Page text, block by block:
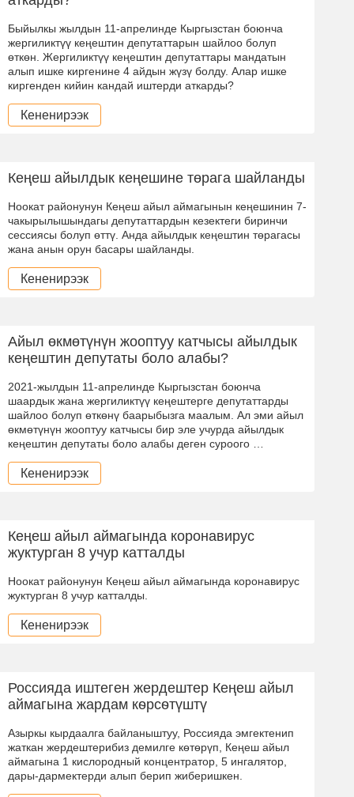
Быйылкы жылдын 11-апрелинде Кыргызстан боюнча
жергиликтүү кеңештин депутаттарын шайлоо болуп
өткөн. Жергиликтүү кеңештин депутаттары мандатын
алып ишке киргенине 4 айдын жүзү болду. Алар ишке
киргенден кийин кандай иштерди аткарды?
Кененирээк
Кеңеш айылдык кеңешине төрага шайланды
Ноокат районунун Кеңеш айыл аймагынын кеңешинин 7-
чакырылышындагы депутаттардын кезектеги биринчи
сессиясы болуп өттү. Анда айылдык кеңештин төрагасы
жана анын орун басары шайланды.
Кененирээк
Айыл өкмөтүнүн жооптуу катчысы айылдык
кеңештин депутаты боло алабы?
2021-жылдын 11-апрелинде Кыргызстан боюнча
шаардык жана жергиликтүү кеңештерге депутаттарды
шайлоо болуп өткөнү баарыбызга маалым. Ал эми айыл
өкмөтүнүн жооптуу катчысы бир эле учурда айылдык
кеңештин депутаты боло алабы деген суроого …
Кененирээк
Кеңеш айыл аймагында коронавирус
жуктурган 8 учур катталды
Ноокат районунун Кеңеш айыл аймагында коронавирус
жуктурган 8 учур катталды.
Кененирээк
Россияда иштеген жердештер Кеңеш айыл
аймагына жардам кѳрсѳтүштү
Азыркы кырдаалга байланыштуу, Россияда эмгектенип
жаткан жердештерибиз демилге кѳтѳрүп, Кеңеш айыл
аймагына 1 кислородный концентратор, 5 ингалятор,
дары-дармектерди алып берип жиберишкен.